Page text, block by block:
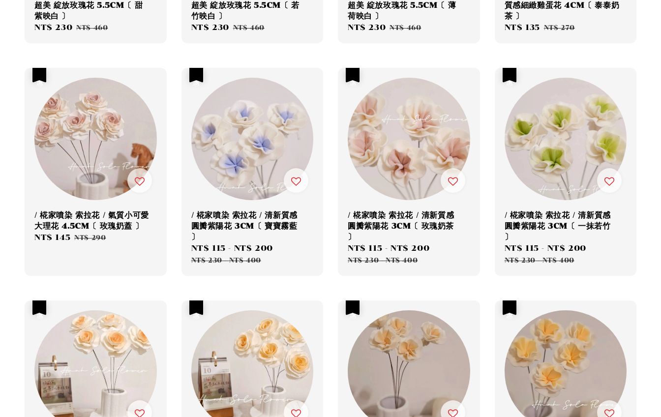
超美 綻放玫瑰花 5.5CM〔 甜
紫映白 〕
Sale
NT$ 230 Regular
NT$ 460
超美 綻放玫瑰花 5.5CM〔 若
竹映白 〕
Sale
NT$ 230 Regular
NT$ 460
超美 綻放玫瑰花 5.5CM〔 薄
荷映白 〕
Sale
NT$ 230 Regular
NT$ 460
質感細緻雞蛋花 4CM〔 泰泰奶
茶 〕
Sale
NT$ 135 Regular
NT$ 270
/ 椛家噴染 索拉花 / 氣質小可愛
大理花 4.5CM〔 玫瑰奶蓋 〕
Sale
NT$ 145 Regular
NT$ 290
/ 椛家噴染 索拉花 / 清新質感
圓瓣紫陽花 3CM〔 寶寶霧藍
〕
Sale
price
NT$ 115 - NT$ 200
NT$ 230-NT$ 400
/ 椛家噴染 索拉花 / 清新質感
圓瓣紫陽花 3CM〔 玫瑰奶茶
〕
Sale
price
NT$ 115 -NT$ 200
NT$ 230-NT$ 400
/ 椛家噴染 索拉花 / 清新質感
圓瓣紫陽花 3CM〔 一抹若竹
〕
Sale
price
NT$ 115 - NT$ 200
NT$ 230-NT$ 400